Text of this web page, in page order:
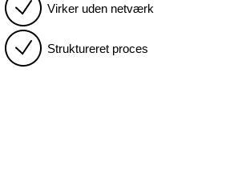
Virker uden netværk
Struktureret proces